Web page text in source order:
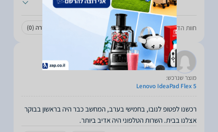
חוות הדעת עזרה לכם? לא עזרה (0)
גיל
12.11.2023
מוצר שנרכש:
Lenovo IdeaPad Flex 5
רכשנו לפטופ לנובו, בחמישי בערב, המחשב כבר היה בראשון בבוקר
אצלנו בבית. השרות הטלפוני היה אדיב ביותר.